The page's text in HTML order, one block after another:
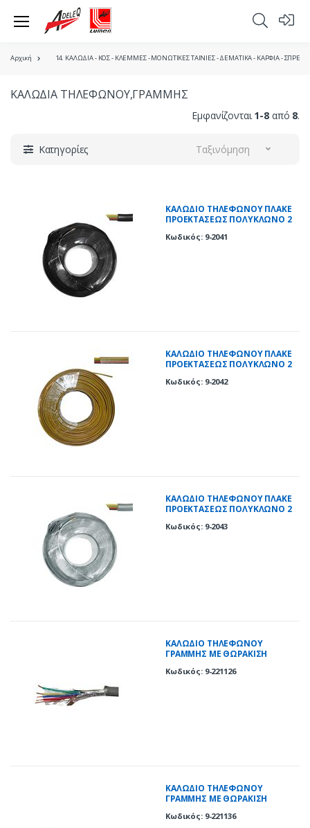
Αρχική 14. ΚΑΛΩΔΙΑ - ΚΟΣ - ΚΛΕΜΜΕΣ - ΜΟΝΩΤΙΚΕΣ ΤΑΙΝΙΕΣ - ΔΕΜΑΤΙΚΑ - ΚΑΡΦΙΑ - ΣΠΡΕΪ
ΚΑΛΩΔΙΑ ΤΗΛΕΦΩΝΟΥ,ΓΡΑΜΜΗΣ
Εμφανίζονται1-8 από 8.
Κατηγορίες Ταξινόμηση
ΚΑΛΩΔΙΟ ΤΗΛΕΦΩΝΟΥ ΠΛΑΚΕ
ΠΡΟΕΚΤΑΣΕΩΣ ΠΟΛΥΚΛΩΝΟ 2
Κωδικός: 9-2041
ΚΑΛΩΔΙΟ ΤΗΛΕΦΩΝΟΥ ΠΛΑΚΕ
ΠΡΟΕΚΤΑΣΕΩΣ ΠΟΛΥΚΛΩΝΟ 2
Κωδικός: 9-2042
ΚΑΛΩΔΙΟ ΤΗΛΕΦΩΝΟΥ ΠΛΑΚΕ
ΠΡΟΕΚΤΑΣΕΩΣ ΠΟΛΥΚΛΩΝΟ 2
Κωδικός: 9-2043
ΚΑΛΩΔΙΟ ΤΗΛΕΦΩΝΟΥ
ΓΡΑΜΜΗΣ ΜΕ ΘΩΡΑΚΙΣΗ
Κωδικός: 9-221126
ΚΑΛΩΔΙΟ ΤΗΛΕΦΩΝΟΥ
ΓΡΑΜΜΗΣ ΜΕ ΘΩΡΑΚΙΣΗ
Κωδικός: 9-221136